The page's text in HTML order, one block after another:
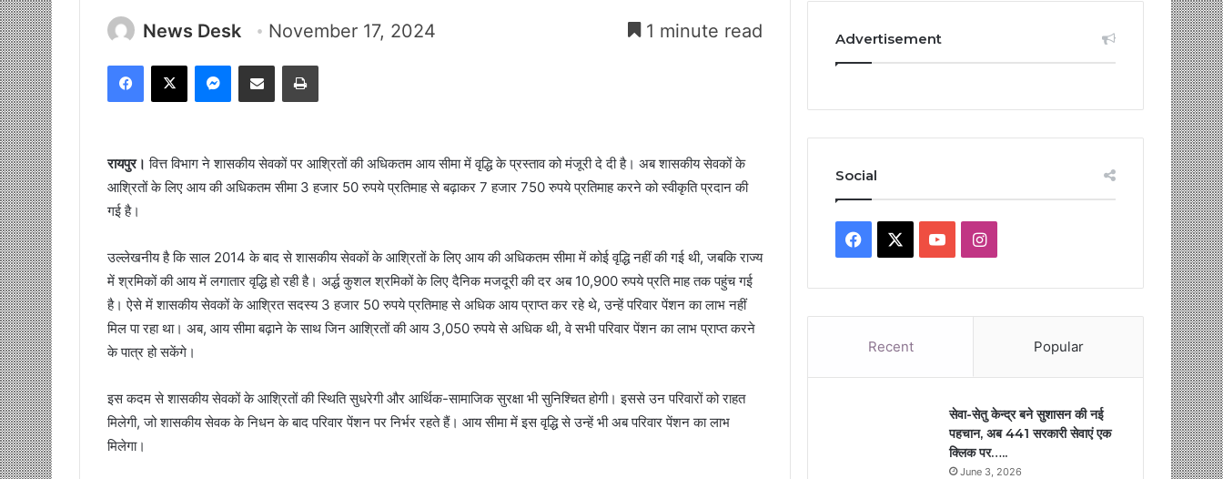
News Desk November 17, 2024 1 minute read
Facebook
X Messenger
Share via Email Print
रायपुर। वित्त विभाग ने शासकीय सेवकों पर आश्रितों की अधिकतम आय सीमा में वृद्धि के प्रस्ताव को मंजूरी दे दी है। अब शासकीय सेवकों के
आश्रितों के लिए आय की अधिकतम सीमा 3 हजार 50 रुपये प्रतिमाह से बढ़ाकर 7 हजार 750 रुपये प्रतिमाह करने को स्वीकृति प्रदान की
गई है।
उल्लेखनीय है कि साल 2014 के बाद से शासकीय सेवकों के आश्रितों के लिए आय की अधिकतम सीमा में कोई वृद्धि नहीं की गई थी, जबकि राज्य
में श्रमिकों की आय में लगातार वृद्धि हो रही है। अर्द्ध कुशल श्रमिकों के लिए दैनिक मजदूरी की दर अब 10,900 रुपये प्रति माह तक पहुंच गई
है। ऐसे में शासकीय सेवकों के आश्रित सदस्य 3 हजार 50 रुपये प्रतिमाह से अधिक आय प्राप्त कर रहे थे, उन्हें परिवार पेंशन का लाभ नहीं
मिल पा रहा था। अब, आय सीमा बढ़ाने के साथ जिन आश्रितों की आय 3,050 रुपये से अधिक थी, वे सभी परिवार पेंशन का लाभ प्राप्त करने
के पात्र हो सकेंगे।
इस कदम से शासकीय सेवकों के आश्रितों की स्थिति सुधरेगी और आर्थिक-सामाजिक सुरक्षा भी सुनिश्चित होगी। इससे उन परिवारों को राहत
मिलेगी, जो शासकीय सेवक के निधन के बाद परिवार पेंशन पर निर्भर रहते हैं। आय सीमा में इस वृद्धि से उन्हें भी अब परिवार पेंशन का लाभ
मिलेगा।
Advertisement
Social
Facebook YouTubeInstagram
Recent Popular
सेवा-सेतु केन्द्र बने सुशासन की नई
पहचान, अब 441 सरकारी सेवाएं एक
क्लिक पर…..
June 3, 2026